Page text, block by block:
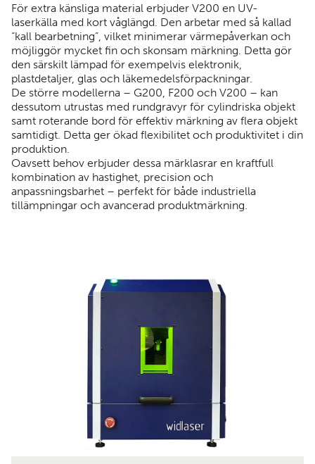
För extra känsliga material erbjuder V200 en UV-
laserkälla med kort våglängd. Den arbetar med så kallad
“kall bearbetning”, vilket minimerar värmepåverkan och
möjliggör mycket fin och skonsam märkning. Detta gör
den särskilt lämpad för exempelvis elektronik,
plastdetaljer, glas och läkemedelsförpackningar.
De större modellerna – G200, F200 och V200 – kan
dessutom utrustas med rundgravyr för cylindriska objekt
samt roterande bord för effektiv märkning av flera objekt
samtidigt. Detta ger ökad flexibilitet och produktivitet i din
produktion.
Oavsett behov erbjuder dessa märklasrar en kraftfull
kombination av hastighet, precision och
anpassningsbarhet – perfekt för både industriella
tillämpningar och avancerad produktmärkning.